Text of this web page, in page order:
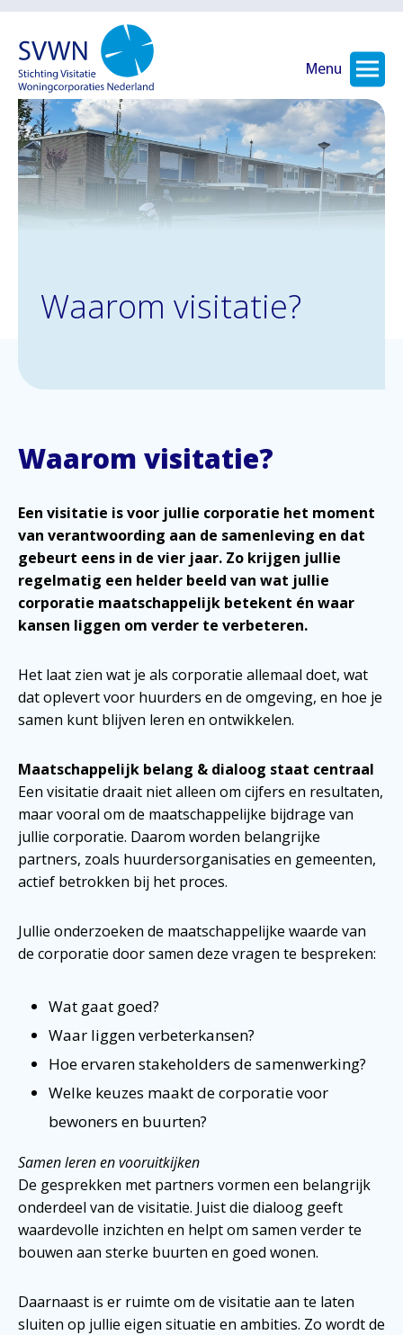
Menu
Waarom visitatie?
Waarom visitatie?
Een visitatie is voor jullie corporatie het moment
van verantwoording aan de samenleving en dat
gebeurt eens in de vier jaar. Zo krijgen jullie
regelmatig een helder beeld van wat jullie
corporatie maatschappelijk betekent én waar
kansen liggen om verder te verbeteren.
Het laat zien wat je als corporatie allemaal doet, wat
dat oplevert voor huurders en de omgeving, en hoe je
samen kunt blijven leren en ontwikkelen.
Maatschappelijk belang & dialoog staat centraal
Een visitatie draait niet alleen om cijfers en resultaten,
maar vooral om de maatschappelijke bijdrage van
jullie corporatie. Daarom worden belangrijke
partners, zoals huurdersorganisaties en gemeenten,
actief betrokken bij het proces.
Jullie onderzoeken de maatschappelijke waarde van
de corporatie door samen deze vragen te bespreken:
Wat gaat goed?
Waar liggen verbeterkansen?
Hoe ervaren stakeholders de samenwerking?
Welke keuzes maakt de corporatie voor
bewoners en buurten?
Samen leren en vooruitkijken
De gesprekken met partners vormen een belangrijk
onderdeel van de visitatie. Juist die dialoog geeft
waardevolle inzichten en helpt om samen verder te
bouwen aan sterke buurten en goed wonen.
Daarnaast is er ruimte om de visitatie aan te laten
sluiten op jullie eigen situatie en ambities. Zo wordt de